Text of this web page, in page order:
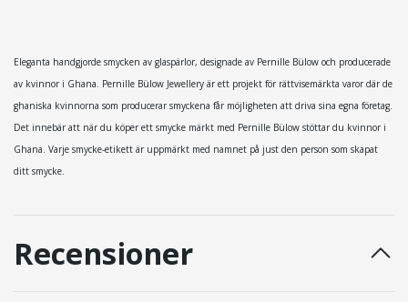
Eleganta handgjorde smycken av glaspärlor, designade av Pernille Bülow och producerade
av kvinnor i Ghana. Pernille Bülow Jewellery är ett projekt för rättvisemärkta varor där de
ghaniska kvinnorna som producerar smyckena får möjligheten att driva sina egna företag.
Det innebär att när du köper ett smycke märkt med Pernille Bülow stöttar du kvinnor i
Ghana. Varje smycke-etikett är uppmärkt med namnet på just den person som skapat
ditt smycke.
Recensioner